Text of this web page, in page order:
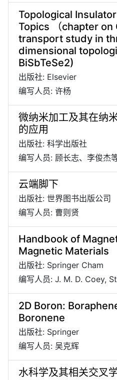
Topological
Topics （chapter on
transport study in
dimensional
BiSbTeSe2)
出版社: Elsevier
编写人员: 许杨
微纳米加工及其在纳
的应用
出版社: 科学出版社
编写人员: 顾长志、李俊杰
云端脚下
出版社: 世界图书出版公司
编写人员: 曹则贤
Handbook of
Magnetic Materials
出版社: Springer Cham
编写人员: J. M. D. Coey,
2D Boron:
Boronene
出版社: Springer
编写人员: 吴克辉
水科学及其相关交叉